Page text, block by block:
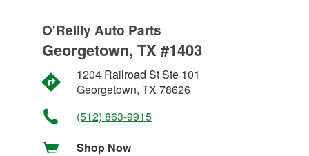
O'Reilly Auto Parts
Georgetown, TX #1403
1204 Railroad St Ste 101
Georgetown, TX 78626
(512) 863-9915
Shop Now